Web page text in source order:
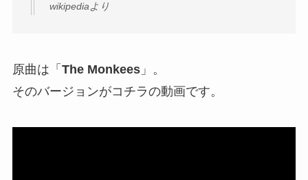
wikipediaより
原曲は「 The Monkees」。
そのバージョンがコチラの動画です。